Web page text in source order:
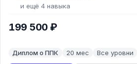
и ещё 4 навыка
199 500 ₽
документ
Диплом о ППК длительность
20 мес уровень
Все уровни